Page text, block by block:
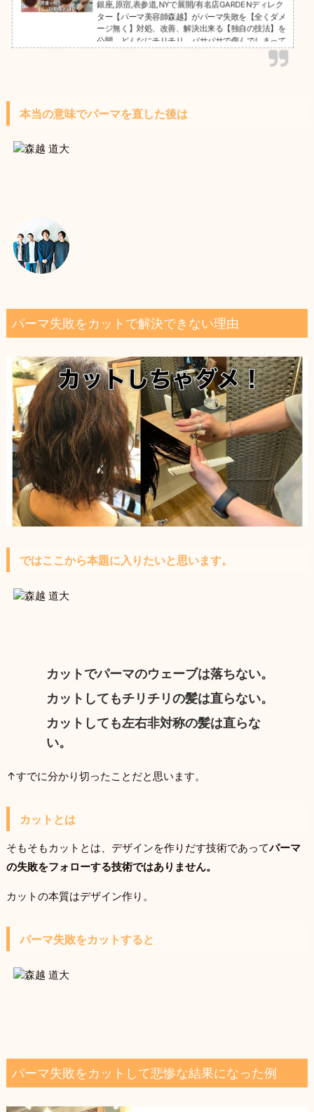
銀座,原宿,表参道,NYで展開/有名店GARDENディレク
ター【パーマ美容師森越】がパーマ失敗を【全くダメ
ージ無く】対処、改善、解決出来る【独自の技法】を
公開。どんなにチリチリ、パサパサで傷んでしまって
も、１００%即日お直しも可能です。月間５０人以上
のチリチリパーマをお直ししています。また、遠くて
マの失敗理由、パーマ失敗改善策、今後の注意事項、
本当の意味でパーマを直した後は
パーマ失敗をカットで解決できない理由
ではここから本題に入りたいと思います。
カットでパーマのウェーブは落ちない。
カットしてもチリチリの髪は直らない。
カットしても左右非対称の髪は直らな
い。
↑すでに分かり切ったことだと思います。
カットとは
そもそもカットとは、デザインを作りだす技術であってパーマ
の失敗をフォローする技術ではありません。
カットの本質はデザイン作り。
パーマ失敗をカットすると
パーマ失敗をカットして悲惨な結果になった例